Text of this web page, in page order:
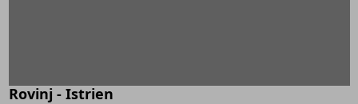
Rovinj - Istrien